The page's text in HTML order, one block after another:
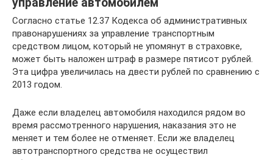
Согласно статье 12.37 Кодекса об административных
правонарушениях за управление транспортным
средством лицом, который не упомянут в страховке,
может быть наложен штраф в размере пятисот рублей.
Эта цифра увеличилась на двести рублей по сравнению с
2013 годом.
Даже если владелец автомобиля находился рядом во
время рассмотренного нарушения, наказания это не
меняет и тем более не отменяет. Если же владелец
автотранспортного средства не осуществил